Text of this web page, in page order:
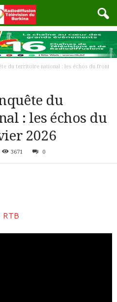
du territoire national : les échos du front
du
: les échos du
2026
3671 0